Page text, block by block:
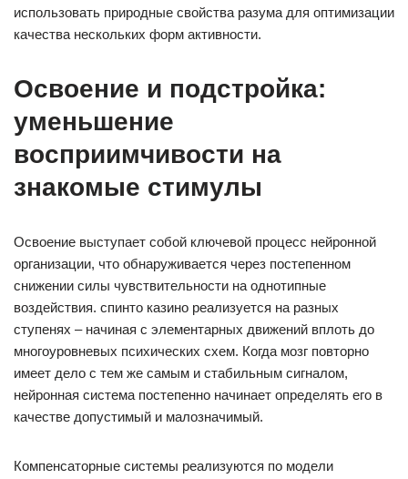
использовать природные свойства разума для оптимизации
качества нескольких форм активности.
Освоение и подстройка:
уменьшение
восприимчивости на
знакомые стимулы
Освоение выступает собой ключевой процесс нейронной
организации, что обнаруживается через постепенном
снижении силы чувствительности на однотипные
воздействия. спинто казино реализуется на разных
ступенях – начиная с элементарных движений вплоть до
многоуровневых психических схем. Когда мозг повторно
имеет дело с тем же самым и стабильным сигналом,
нейронная система постепенно начинает определять его в
качестве допустимый и малозначимый.
Компенсаторные системы реализуются по модели